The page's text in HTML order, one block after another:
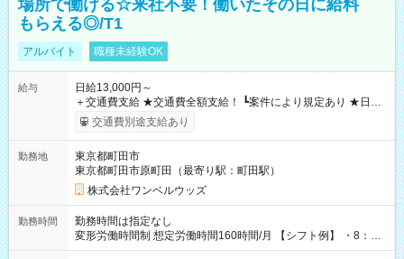
場所で働ける☆来社不要！働いたその日に給料
もらえる◎/T1
アルバイト 職種未経験OK
給与
日給13,000円～
＋交通費支給 ★交通費全額支給！ ┗案件により規定あり ★日払
いOK！（規定あり） ┗働いたその日に現金GET♪ お仕事後はコ
ンビニATMから 日払い分を引き落とせます！ 【試用期間】試
交通費別途支給あり
勤務地
東京都町田市
東京都町田市原町田（最寄り駅：町田駅）
株式会社ワンベルウッズ
勤務時間
勤務時間は指定なし
変形労働時間制 想定労働時間160時間/月 【シフト例】 ・8：00
～21：00